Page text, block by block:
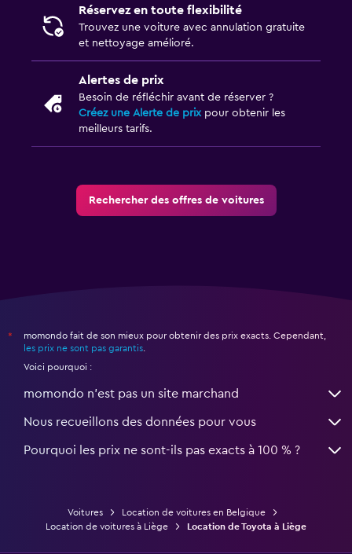
Réservez en toute flexibilité
Trouvez une voiture avec annulation gratuite
et nettoyage amélioré.
Alertes de prix
Besoin de réfléchir avant de réserver ?
Créez une Alerte de prixpour obtenir les
meilleurs tarifs.
Rechercher des offres de voitures
*
momondo fait de son mieux pour obtenir des prix exacts. Cependant,
les prix ne sont pas garantis.
Voici pourquoi :
momondo n'est pas un site marchand
Nous recueillons des données pour vous
Pourquoi les prix ne sont-ils pas exacts à 100 % ?
Voitures
Location de voitures en Belgique
Location de voitures à Liège
Location de Toyota à Liège